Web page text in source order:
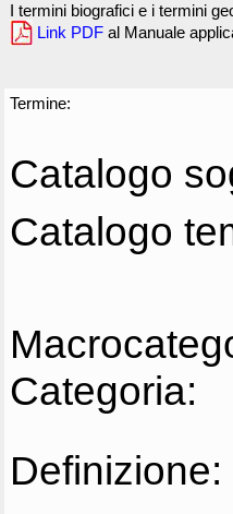
I termini biografici e i termini
Link PDF al Manuale
Termine:
Catalogo
Catalogo
Categoria:
Definizione: